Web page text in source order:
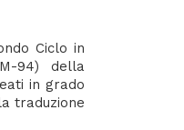
Ciclo in
94) della
in grado
traduzione